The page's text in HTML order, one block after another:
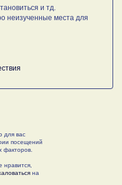
и тд.
неизученные места для
для вас
посещений
факторов.
на